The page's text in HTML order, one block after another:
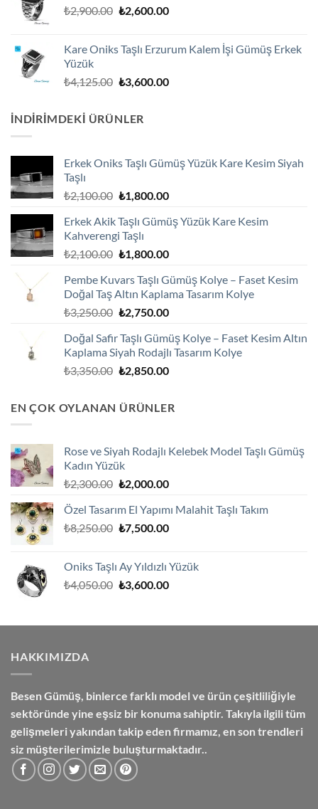
₺2,900.00 Orijinal
₺2,600.00Şu
₺2,600.00.
Kare Oniks Taşlı Erzurum Kalem İşi Gümüş Erkek
Yüzük
₺4,125.00 Orijinal
₺3,600.00Şu
İNDIRIMDEKI ÜRÜNLER
Erkek Oniks Taşlı Gümüş Yüzük Kare Kesim Siyah
Taşlı
₺2,100.00 Orijinal
₺2,100.00.
₺1,800.00Şu
fiyat:
Erkek Akik Taşlı Gümüş Yüzük Kare Kesim
Kahverengi Taşlı
₺2,100.00 Orijinal
₺2,100.00.
₺1,800.00Şu
fiyat:
₺1,800.00.
Pembe Kuvars Taşlı Gümüş Kolye – Faset Kesim
Doğal Taş Altın Kaplama Tasarım Kolye
₺3,250.00 Orijinal
₺3,250.00.
₺2,750.00Şu
fiyat:
₺2,750.00.
Doğal Safir Taşlı Gümüş Kolye – Faset Kesim Altın
Kaplama Siyah Rodajlı Tasarım Kolye
₺3,350.00 Orijinal
₺3,350.00.
₺2,850.00Şu
₺2,850.00.
EN ÇOK OYLANAN ÜRÜNLER
Rose ve Siyah Rodajlı Kelebek Model Taşlı Gümüş
Kadın Yüzük
₺2,300.00 Orijinal
₺2,300.00.
₺2,000.00Şu
fiyat:
₺2,000.00.
Özel Tasarım El Yapımı Malahit Taşlı Takım
₺8,250.00 Orijinal
₺7,500.00Şu
₺7,500.00.
Oniks Taşlı Ay Yıldızlı Yüzük
₺4,050.00 Orijinal
₺3,600.00Şu
₺3,600.00.
HAKKIMIZDA
Besen Gümüş, binlerce farklı model ve ürün çeşitliliğiyle
sektöründe yine eşsiz bir konuma sahiptir. Takıyla ilgili tüm
gelişmeleri yakından takip eden firmamız, en son trendleri
siz müşterilerimizle buluşturmaktadır..